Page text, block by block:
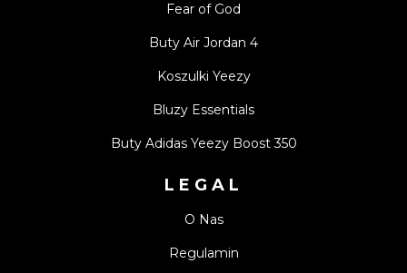
Fear of God
Buty Air Jordan 4
Koszulki Yeezy
Bluzy Essentials
Buty Adidas Yeezy Boost 350
LEGAL
O Nas
Regulamin